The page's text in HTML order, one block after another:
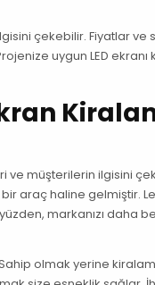
çekebilir. Fiyatlar ve
uygun LED ekranı
ve müşterilerin ilgisini
araç haline gelmiştir.
markanızı daha
Sahip olmak yerine